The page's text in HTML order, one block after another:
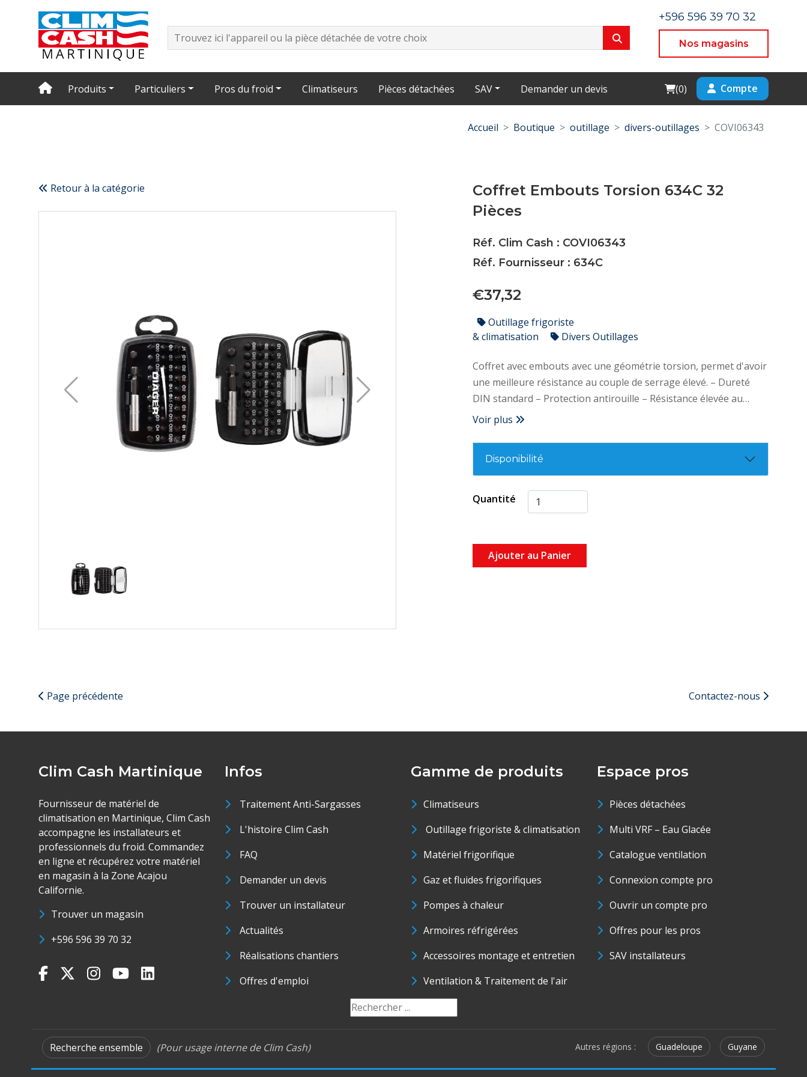
+596 596 39 70 32
Nos magasins
Produits Particuliers Pros du froid Climatiseurs Pièces détachées SAV Demander un devis Cart
(0) Compte
Accueil Boutique outillage divers-outillages COVI06343
Retour à la catégorie
Coffret Embouts Torsion 634C 32
Pièces
Réf. Clim Cash : COVI06343
Réf. Fournisseur : 634C
€37,32
Outillage frigoriste
& climatisation
Divers Outillages
Coffret avec embouts avec une géométrie torsion, permet d'avoir
une meilleure résistance au couple de serrage élevé. – Dureté
DIN standard – Protection antirouille – Résistance élevée au
couple de serrage grâce à la géométrie torsion – Précision de
PZ1(x2)-2(x3)-3(x2)/PH1(x2)-2(x3)-3(x2)/PL4,5-5,5/TX10-15-
20(x3)-25(x2)-30(x2)-40/HEX2-3-4-5-6 + 1 porte embout STD
Voir plus
Disponibilité
Quantité
Ajouter au Panier
Page précédente Contactez-nous
Clim Cash Martinique
Fournisseur de matériel de
climatisation en Martinique, Clim Cash
accompagne les installateurs et
professionnels du froid. Commandez
en ligne et récupérez votre matériel
en magasin à la Zone Acajou
Californie.
Trouver un magasin
+596 596 39 70 32
Infos
Traitement Anti-Sargasses
L'histoire Clim Cash
FAQ
Demander un devis
Trouver un installateur
Actualités
Réalisations chantiers
Offres d'emploi
Gamme de produits
Climatiseurs
Outillage frigoriste & climatisation
Matériel frigorifique
Gaz et fluides frigorifiques
Pompes à chaleur
Armoires réfrigérées
Accessoires montage et entretien
Ventilation & Traitement de l'air
Espace pros
Pièces détachées
Multi VRF – Eau Glacée
Catalogue ventilation
Connexion compte pro
Ouvrir un compte pro
Offres pour les pros
SAV installateurs
Recherche ensemble (Pour usage interne de Clim Cash) Autres régions : Guadeloupe Guyane